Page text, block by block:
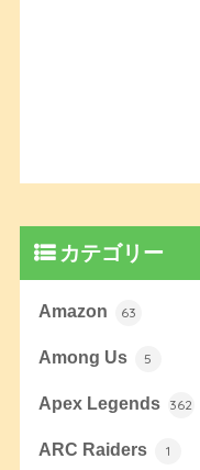
カテゴリー
Amazon 63
Among Us 5
Apex Legends 362
ARC Raiders 1